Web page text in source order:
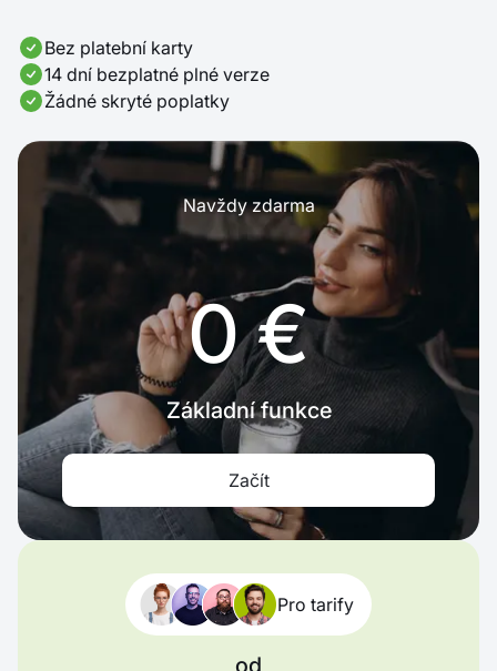
Bez platební karty
14 dní bezplatné plné verze
Žádné skryté poplatky
Navždy zdarma
0 €
Základní funkce
Začít
Pro tarify